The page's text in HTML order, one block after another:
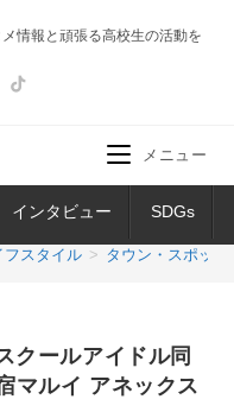
情報と頑張る高校生の活動を
インタビュー SDGs
メニュー
フスタイル > タウン・スポット
クールアイドル同
マルイ アネックス